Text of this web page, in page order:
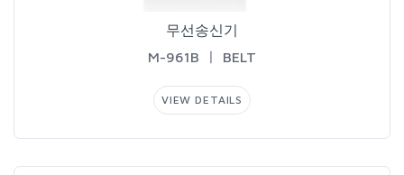
무선송신기
M-961BㅣBELT
VIEWDETAILS